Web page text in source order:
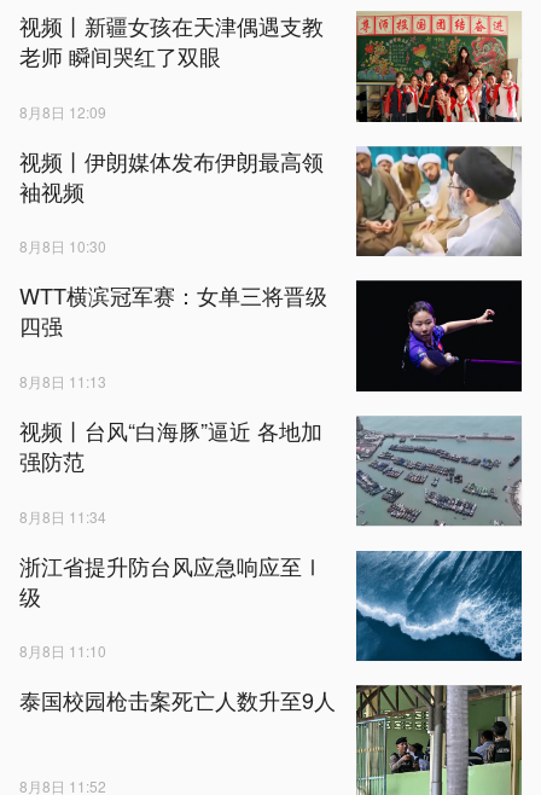
视频丨新疆女孩在天津偶遇支教
老师 瞬间哭红了双眼
8月8日 12:09
视频丨伊朗媒体发布伊朗最高领
袖视频
8月8日 10:30
WTT横滨冠军赛：女单三将晋级
四强
8月8日 11:13
视频丨台风“白海豚”逼近 各地加
强防范
8月8日 11:34
浙江省提升防台风应急响应至Ⅰ
级
8月8日 11:10
泰国校园枪击案死亡人数升至9人
8月8日 11:52